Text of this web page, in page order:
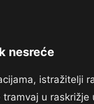
nesreće
istražitelji
u